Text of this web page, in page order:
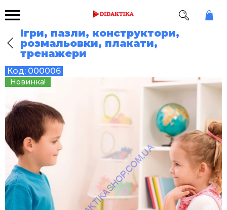
Ігри, пазли, конструктори,
розмальовки, плакати,
тренажери
Код: 000006
Новинка!